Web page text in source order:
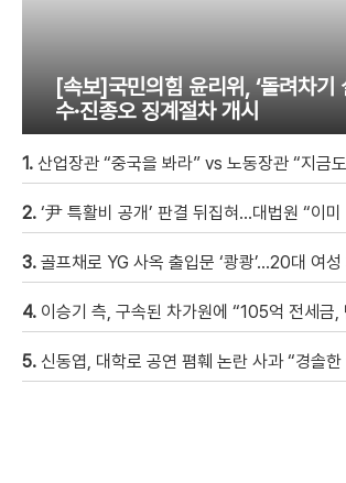
[속보]국민의힘 윤리위, ‘돌려차기
수·진종오 징계절차 개시
1. 산업장관 “중국을 봐라” vs 노동장관 “지금도 이
2. ‘尹 특활비 공개’ 판결 뒤집혀…대법원 “이미 대
3. 골프채로 YG 사옥 출입문 ‘쾅쾅’…20대 여성
4. 이승기 측, 구속된 차가원에 “105억 전세금, 민사 아닌 형사 범죄
5. 신동엽, 대학로 공연 폄훼 논란 사과 “경솔한 언